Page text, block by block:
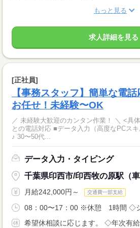
もっと見る
求人詳細を見る
[正社員]
【事務スタッフ】簡単な電
お任せ！未経験〜OK
／ 未経験大歓迎のカンタン作業！ ＼ <具体的には…> ■お取引先様
との電話対応 ■データ入力（高度なPCスキルは不要） 座り仕事多め
♪ 30〜50代...
データ入力・タイピング
千葉県印西市/印西牧の原駅（車
月給242,000円～ 交通費一部支給
08：00〜17：00 ※休憩 1時間 ◇シ
希望休相談に応じます。 ◇年次有給